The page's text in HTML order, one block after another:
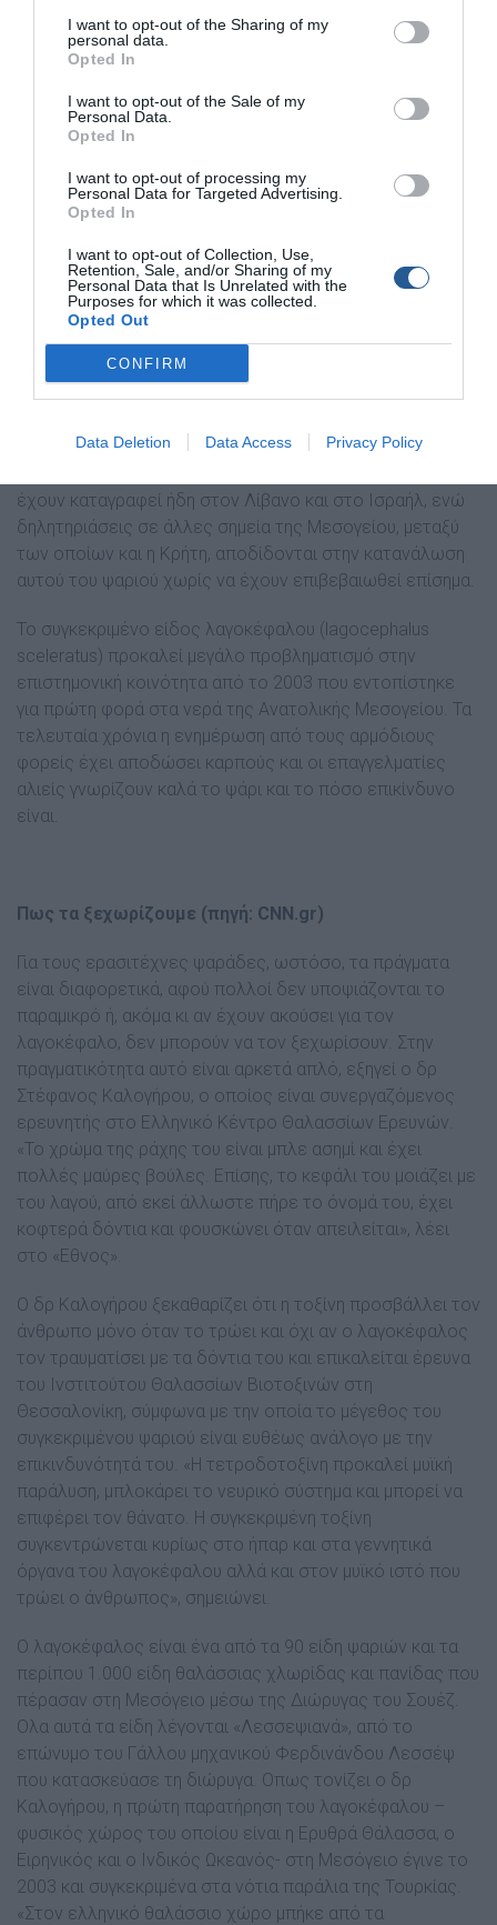
I want to opt-out of the Sharing of my
personal data.
Opted In
I want to opt-out of the Sale of my
Personal Data.
Opted In
I want to opt-out of processing my
Personal Data for Targeted Advertising.
Opted In
I want to opt-out of Collection, Use,
Retention, Sale, and/or Sharing of my
Personal Data that Is Unrelated with the
Purposes for which it was collected.
Opted Out
CONFIRM
Data Deletion Data Access Privacy Policy
Η ραγδαία εξάπλωση του λαγοκέφαλου στη Μεσόγειο
αναζητά τον τρόπο για να περιορίσει δραματικά τον
πληθυσμό του. Το ψάρι μπορεί ακόμα και να προκαλέσει
τον θάνατο σε όποιον το φάει εμφανίζεται όλο και πιο
συχνά στα δίχτυα των αλιέων. Το πόσο επικίνδυνος είναι
ο λαγοκέφαλος φάνηκε όταν μια 65χρονη γυναίκα και ο
γιος της που ζουν στο Κύπρο έφαγαν το κρέας του και
Εντατικής Θεραπείας του Νοσοκομείου της Λευκωσίας.
έχουν καταγραφεί ήδη στον Λίβανο και στο Ισραήλ, ενώ
δηλητηριάσεις σε άλλες σημεία της Μεσογείου, μεταξύ
των οποίων και η Κρήτη, αποδίδονται στην κατανάλωση
αυτού του ψαριού χωρίς να έχουν επιβεβαιωθεί επίσημα.
Το συγκεκριμένο είδος λαγοκέφαλου (lagocephalus
sceleratus) προκαλεί μεγάλο προβληματισμό στην
επιστημονική κοινότητα από το 2003 που εντοπίστηκε
για πρώτη φορά στα νερά της Ανατολικής Μεσογείου. Τα
τελευταία χρόνια η ενημέρωση από τους αρμόδιους
φορείς έχει αποδώσει καρπούς και οι επαγγελματίες
αλιείς γνωρίζουν καλά το ψάρι και το πόσο επικίνδυνο
είναι.
Πως τα ξεχωρίζουμε (πηγή: CNN.gr)
Για τους ερασιτέχνες ψαράδες, ωστόσο, τα πράγματα
είναι διαφορετικά, αφού πολλοί δεν υποψιάζονται το
παραμικρό ή, ακόμα κι αν έχουν ακούσει για τον
λαγοκέφαλο, δεν μπορούν να τον ξεχωρίσουν. Στην
πραγματικότητα αυτό είναι αρκετά απλό, εξηγεί ο δρ
Στέφανος Καλογήρου, ο οποίος είναι συνεργαζόμενος
ερευνητής στο Ελληνικό Κέντρο Θαλασσίων Ερευνών.
«Το χρώμα της ράχης του είναι μπλε ασημί και έχει
πολλές μαύρες βούλες. Επίσης, το κεφάλι του μοιάζει με
του λαγού, από εκεί άλλωστε πήρε το όνομά του, έχει
κοφτερά δόντια και φουσκώνει όταν απειλείται», λέει
στο «Εθνος».
Ο δρ Καλογήρου ξεκαθαρίζει ότι η τοξίνη προσβάλλει τον
άνθρωπο μόνο όταν το τρώει και όχι αν ο λαγοκέφαλος
τον τραυματίσει με τα δόντια του και επικαλείται έρευνα
του Ινστιτούτου Θαλασσίων Βιοτοξινών στη
Θεσσαλονίκη, σύμφωνα με την οποία το μέγεθος του
συγκεκριμένου ψαριού είναι ευθέως ανάλογο με την
επικινδυνότητά του. «Η τετροδοτοξίνη προκαλεί μυϊκή
παράλυση, μπλοκάρει το νευρικό σύστημα και μπορεί να
επιφέρει τον θάνατο. Η συγκεκριμένη τοξίνη
συγκεντρώνεται κυρίως στο ήπαρ και στα γεννητικά
όργανα του λαγοκέφαλου αλλά και στον μυϊκό ιστό που
τρώει ο άνθρωπος», σημειώνει.
Ο λαγοκέφαλος είναι ένα από τα 90 είδη ψαριών και τα
περίπου 1.000 είδη θαλάσσιας χλωρίδας και πανίδας που
πέρασαν στη Μεσόγειο μέσω της Διώρυγας του Σουέζ.
Ολα αυτά τα είδη λέγονται «Λεσσεψιανά», από το
επώνυμο του Γάλλου μηχανικού Φερδινάνδου Λεσσέψ
που κατασκεύασε τη διώρυγα. Οπως τονίζει ο δρ
Καλογήρου, η πρώτη παρατήρηση του λαγοκέφαλου –
φυσικός χώρος του οποίου είναι η Ερυθρά Θάλασσα, ο
Ειρηνικός και ο Ινδικός Ωκεανός- στη Μεσόγειο έγινε το
2003 και συγκεκριμένα στα νότια παράλια της Τουρκίας.
«Στον ελληνικό θαλάσσιο χώρο μπήκε από τα